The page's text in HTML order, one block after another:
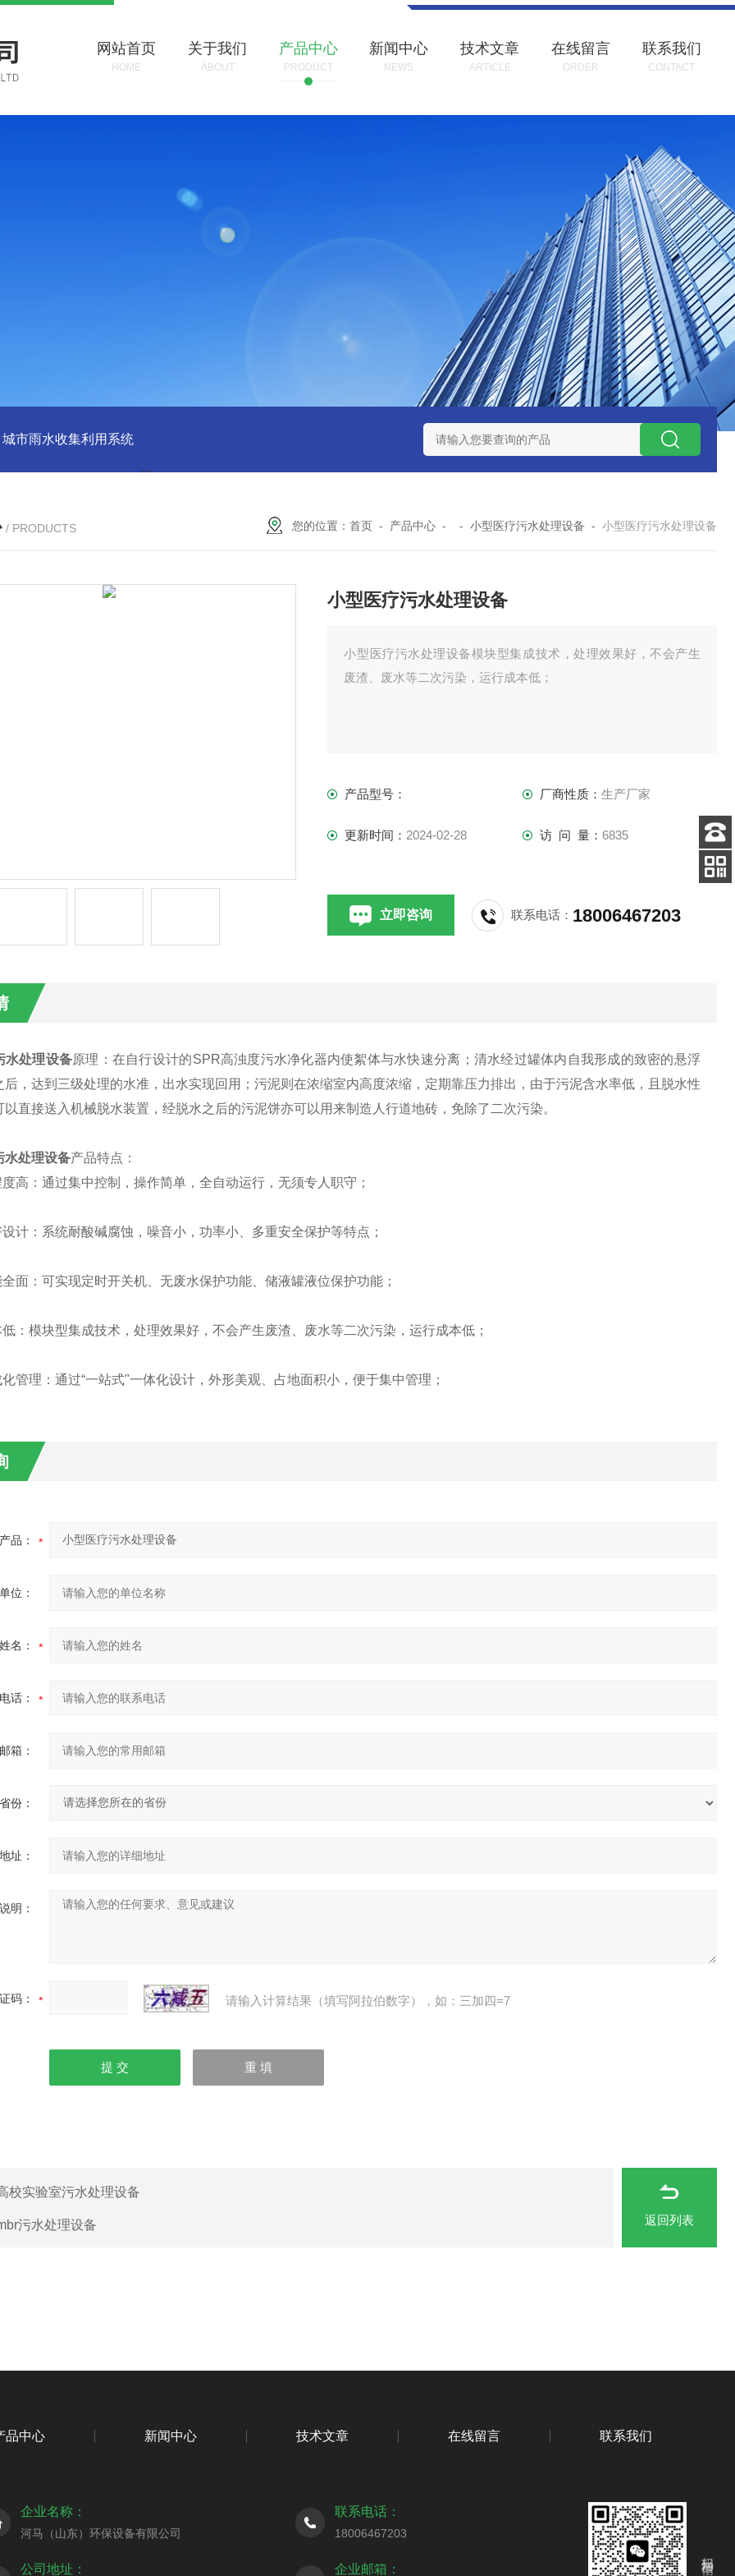
网站首页
HOME
关于我们
ABOUT
产品中心
PRODUCT
新闻中心
NEWS
技术文章
ARTICLE
在线留言
ORDER
联系我们
CONTACT
城市雨水收集利用系统 污水提升泵站 一体化智能预制泵站 污水预制泵
/ PRODUCTS 您的位置： 首页 - 产品中心 - - 小型医疗污水处理设备 - 小型医疗污水处理设备
小型医疗污水处理设备
小型医疗污水处理设备模块型集成技术，处理效果好，不会产生
废渣、废水等二次污染，运行成本低；
产品型号： 厂商性质： 生产厂家
更新时间： 2024-02-28 访 问 量： 6835
立即咨询 联系电话： 18006467203
水处理设备原理：在自行设计的SPR高浊度污水净化器内使絮体与水快速分离；清水经过罐体内自我形成的致密的悬浮
后，达到三级处理的水准，出水实现回用；污泥则在浓缩室内高度浓缩，定期靠压力排出，由于污泥含水率低，且脱水性
以直接送入机械脱水装置，经脱水之后的污泥饼亦可以用来制造人行道地砖，免除了二次污染。
水处理设备产品特点：
高：通过集中控制，操作简单，全自动运行，无须专人职守；
计：系统耐酸碱腐蚀，噪音小，功率小、多重安全保护等特点；
面：可实现定时开关机、无废水保护功能、储液罐液位保护功能；
：模块型集成技术，处理效果好，不会产生废渣、废水等二次污染，运行成本低；
管理：通过“一站式"一体化设计，外形美观、占地面积小，便于集中管理；
产品：
位：
名：
话：
箱：
省份：
址：
明：
码： 请输入计算结果（填写阿拉伯数字），如：三加四=7
校实验室污水处理设备
污水处理设备 返回列表
品中心 新闻中心 技术文章 在线留言 联系我们
企业名称：
河马（山东）环保设备有限公司
联系电话：
18006467203
公司地址： 企业邮箱：
客服
电话